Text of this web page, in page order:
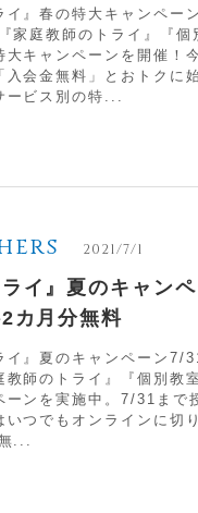
イ』春の特大キャンペー
家庭教師のトライ』『個
大キャンペーンを開催！
入会金無料」とおトクに
ービス別の特...
2021/7/1
ライ』夏のキャン
カ月分無料
イ』夏のキャンペーン7/
教師のトライ』『個別教
ーンを実施中。7/31まで
いつでもオンラインに切
...